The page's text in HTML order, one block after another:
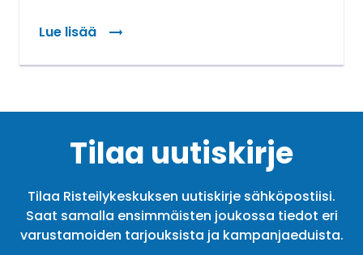
Lue lisää
Tilaa uutiskirje
Tilaa Risteilykeskuksen uutiskirje sähköpostiisi.
Saat samalla ensimmäisten joukossa tiedot eri
varustamoiden tarjouksista ja kampanjaeduista.